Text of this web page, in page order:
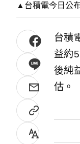
▲台積電今日公
台積
益約
後純
估。